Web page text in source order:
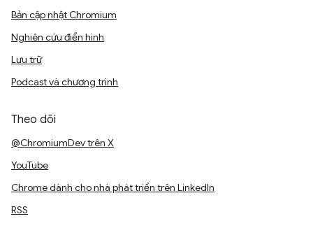
Bản cập nhật Chromium
Nghiên cứu điển hình
Lưu trữ
Podcast và chương trình
Theo dõi
@ChromiumDev trên X
YouTube
Chrome dành cho nhà phát triển trên LinkedIn
RSS